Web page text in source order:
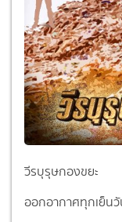
วีรบุรุษกองขยะ
ออกอากาศทุกเย็น